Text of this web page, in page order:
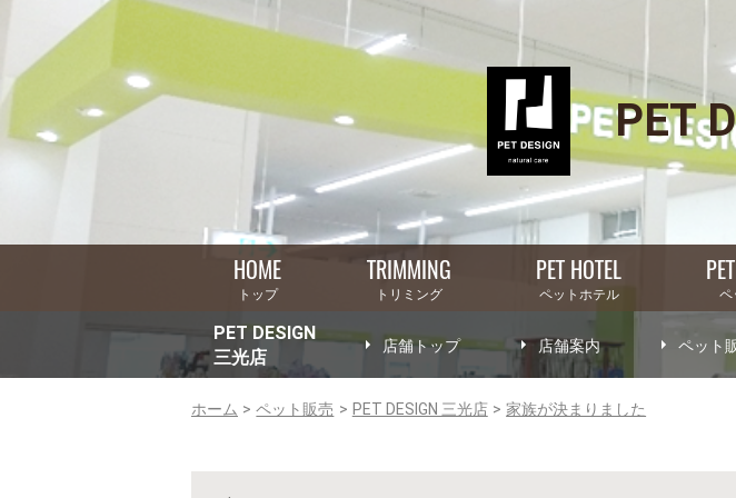
PET
HOME
トップ
TRIMMING
トリミング
PET HOTEL
ペットホテル ペ
PET DESIGN
三光店
店舗トップ 店舗案内 ペット
ホーム ペット販売 PET DESIGN 三光店 家族が決まりました